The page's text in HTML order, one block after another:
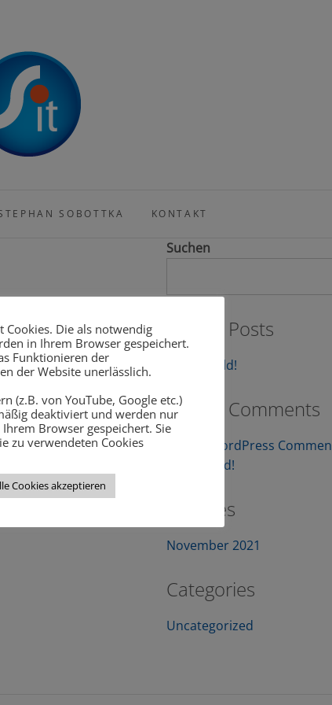
IT
SOBOTTKA KONTAKT
start writing!
Suchen
Recent Posts
Hello world!
Recent Comments
A WordPress
world!
Archives
November 2021
Categories
Uncategorized
Cookies. Die als notwendig
in Ihrem Browser gespeichert.
Funktionieren der
der Website unerlässlich.
(z.B. von YouTube, Google etc.)
deaktiviert und werden nur
Browser gespeichert. Sie
zu verwendeten Cookies
Cookies akzeptieren